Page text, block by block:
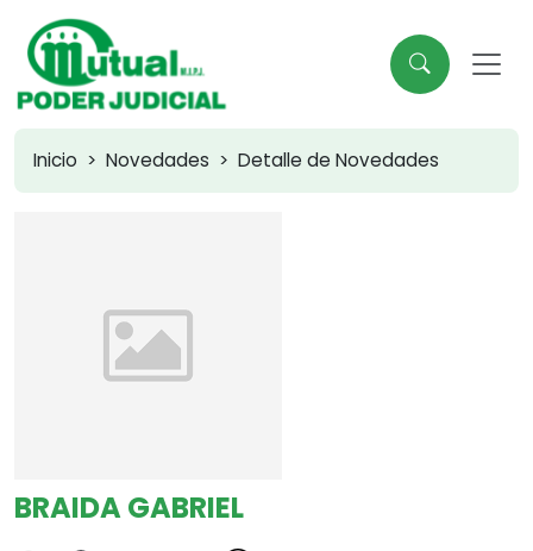
Inicio Novedades Detalle de Novedades
BRAIDA GABRIEL